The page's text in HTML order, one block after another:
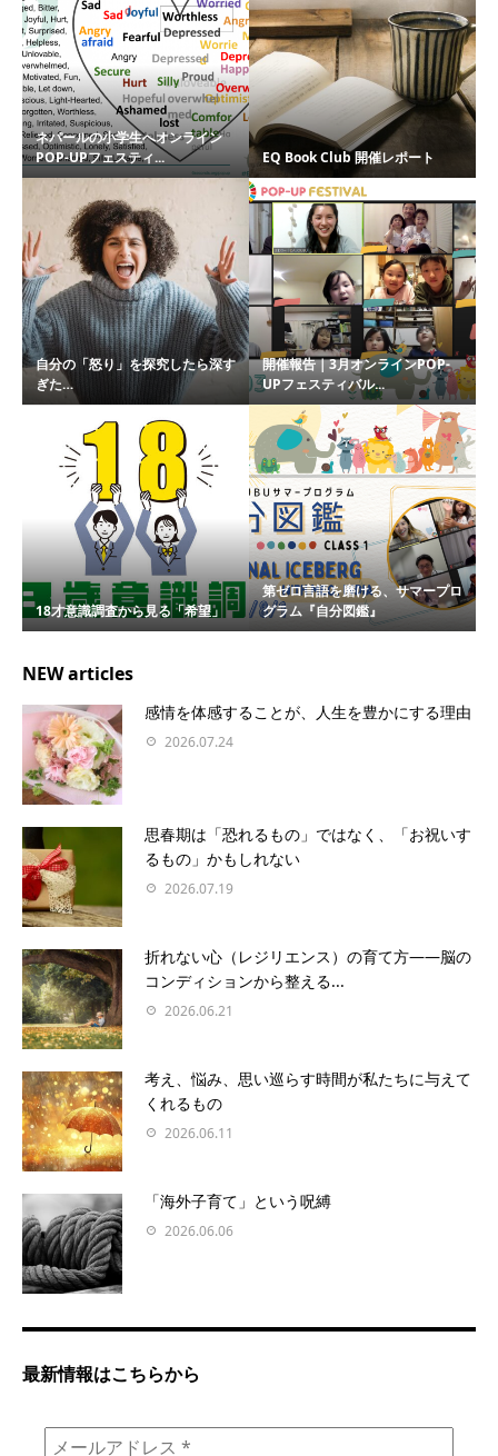
ネパールの小学生へオンライン
POP-UPフェスティ...
EQ Book Club 開催レポート
自分の「怒り」を探究したら深す
ぎた…
開催報告｜3月オンラインPOP-
UPフェスティバル...
18才意識調査から見る「希望」
第ゼロ言語を磨ける、サマープロ
グラム『自分図鑑』
NEW articles
感情を体感することが、人生を豊かにする理由
2026.07.24
思春期は「恐れるもの」ではなく、「お祝いす
るもの」かもしれない
2026.07.19
折れない心（レジリエンス）の育て方――脳の
コンディションから整える...
2026.06.21
考え、悩み、思い巡らす時間が私たちに与えて
くれるもの
2026.06.11
「海外子育て」という呪縛
2026.06.06
最新情報はこちらから